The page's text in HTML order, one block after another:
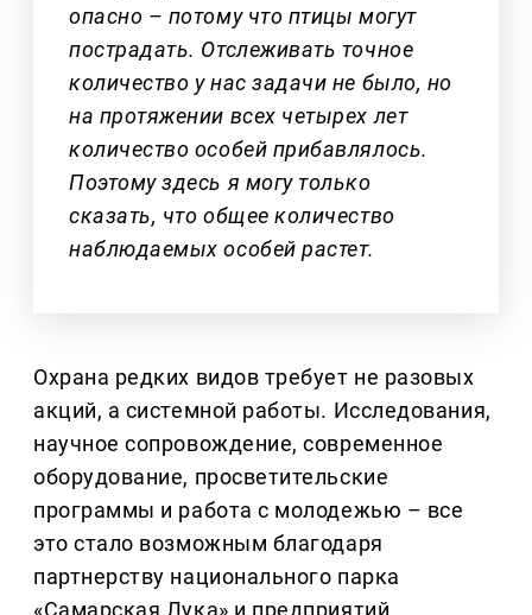
опасно – потому что птицы могут
пострадать. Отслеживать точное
количество у нас задачи не было, но
на протяжении всех четырех лет
количество особей прибавлялось.
Поэтому здесь я могу только
сказать, что общее количество
наблюдаемых особей растет.
Охрана редких видов требует не разовых
акций, а системной работы. Исследования,
научное сопровождение, современное
оборудование, просветительские
программы и работа с молодежью – все
это стало возможным благодаря
партнерству национального парка
«Самарская Лука» и предприятий